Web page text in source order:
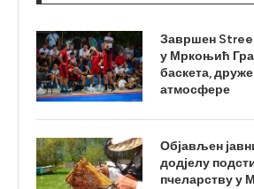
Завршен
у Мркоњић
баскета,
атмосфере
Објављен
додјелу
пчеларству у